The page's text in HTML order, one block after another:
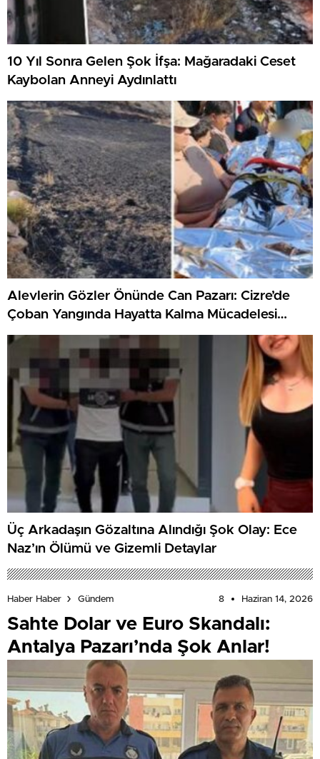
10 Yıl Sonra Gelen Şok İfşa: Mağaradaki Ceset
Kaybolan Anneyi Aydınlattı
Alevlerin Gözler Önünde Can Pazarı: Cizre’de
Çoban Yangında Hayatta Kalma Mücadelesi
Verdi
Üç Arkadaşın Gözaltına Alındığı Şok Olay: Ece
Naz’ın Ölümü ve Gizemli Detaylar
Haber Haber Gündem 8 Haziran 14, 2026
Sahte Dolar ve Euro Skandalı:
Antalya Pazarı’nda Şok Anlar!